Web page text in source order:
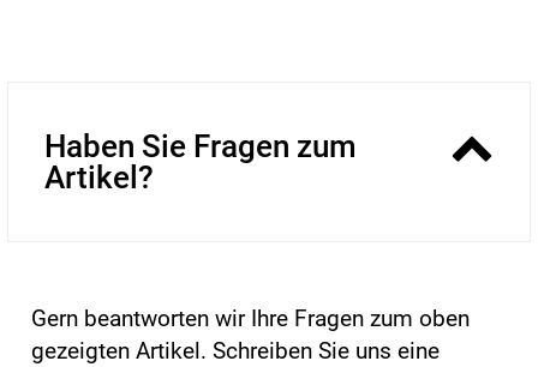
Haben Sie Fragen zum
Artikel?
Gern beantworten wir Ihre Fragen zum oben
gezeigten Artikel. Schreiben Sie uns eine